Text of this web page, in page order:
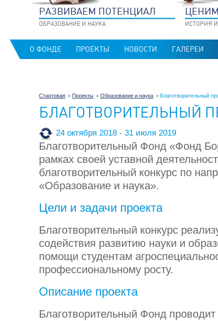
РАЗВИВАЕМ ПОТЕНЦИАЛ
ОБРАЗОВАНИЕ И НАУКА ИСТОРИЯ
О ФОНДЕ ПРОЕКТЫ НОВОСТИ ГАЛЕРЕИ
Стартовая Проекты Образование и наука Благотворительный
БЛАГОТВОРИТЕЛЬНЫЙ
24 октября 2018 - 31 июля 2019
Благотворительный Фонд «Фонд
рамках своей уставной
благотворительный конкурс по
«Образование и наука».
Цели и задачи проекта
Благотворительный конкурс
содействия развитию науки и
помощи студентам
профессиональному росту.
Описание проекта
Благотворительный Фонд проводит